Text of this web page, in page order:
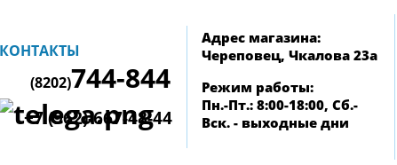
КОНТАКТЫ
(8202)744-844
+7 (962)-667-48-44
Адрес магазина:
Череповец, Чкалова 23а
Режим работы:
Пн.-Пт.: 8:00-18:00, Сб.-
Вск. - выходные дни